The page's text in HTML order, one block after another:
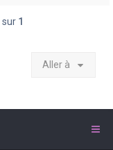
sur 1
Aller à